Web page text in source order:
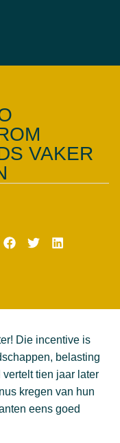
VAKER
Die incentive is
belasting
tien jaar later
kregen van hun
eens goed